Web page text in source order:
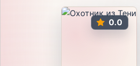
0.0